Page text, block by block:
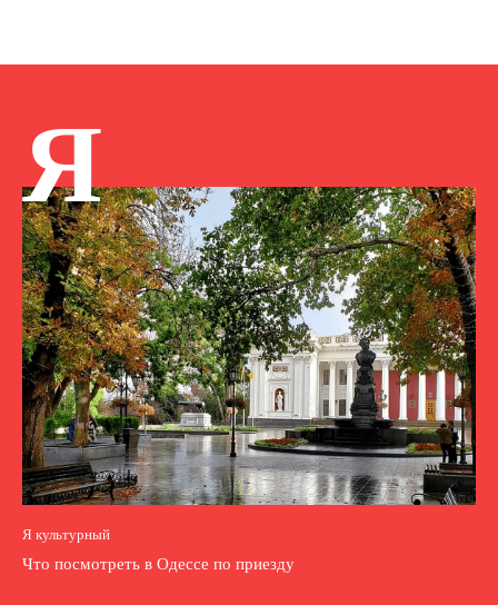
Я
Я культурный
Что посмотреть в Одессе по приезду